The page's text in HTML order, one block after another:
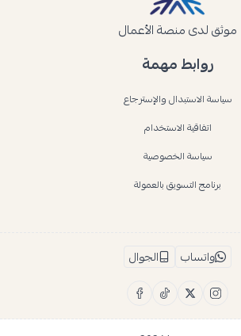
روابط مهمة
سياسة الاستبدال والإسترجاع
اتفاقية الاستخدام
سياسة الخصوصية
برنامج التسويق بالعمولة
موثق لدى منصة الأعمال
واتساب الجوال